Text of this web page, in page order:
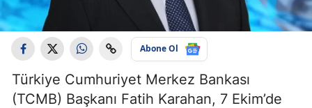
Abone Ol
Türkiye Cumhuriyet Merkez Bankası
(TCMB) Başkanı Fatih Karahan, 7 Ekim’de